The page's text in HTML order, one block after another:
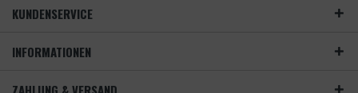
KUNDENSERVICE
INFORMATIONEN